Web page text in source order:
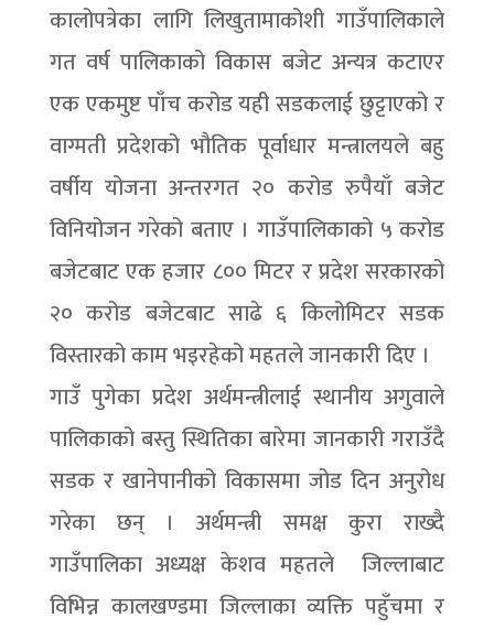
कालोपत्रेका लागि लिखुतामाकोशी गाउँपालिकाले
गत वर्ष पालिकाको विकास बजेट अन्यत्र कटाएर
एक एकमुष्ट पाँच करोड यही सडकलाई छुट्टाएको र
वाग्मती प्रदेशको भौतिक पूर्वाधार मन्त्रालयले बहु
वर्षीय योजना अन्तरगत २० करोड रुपैयाँ बजेट
विनियोजन गरेको बताए । गाउँपालिकाको ५ करोड
बजेटबाट एक हजार ८०० मिटर र प्रदेश सरकारको
२० करोड बजेटबाट साढे ६ किलोमिटर सडक
विस्तारको काम भइरहेको महतले जानकारी दिए ।
गाउँ पुगेका प्रदेश अर्थमन्त्रीलाई स्थानीय अगुवाले
पालिकाको बस्तु स्थितिका बारेमा जानकारी गराउँदै
सडक र खानेपानीको विकासमा जोड दिन अनुरोध
गरेका छन् । अर्थमन्त्री समक्ष कुरा राख्दै
गाउँपालिका अध्यक्ष केशव महतले जिल्लाबाट
विभिन्न कालखण्डमा जिल्लाका व्यक्ति पहुँचमा र